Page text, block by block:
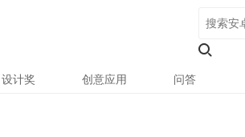
设计奖 创意应用 问答